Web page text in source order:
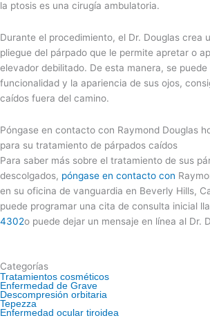
la ptosis es una cirugía ambulatoria.
Durante el procedimiento, el Dr. Douglas crea
pliegue del párpado que le permite apretar o
elevador debilitado. De esta manera, se puede
funcionalidad y la apariencia de sus ojos,
caídos fuera del camino.
Póngase en contacto con Raymond Douglas
para su tratamiento de párpados caídos
Para saber más sobre el tratamiento de sus
descolgados, póngase en contacto con
en su oficina de vanguardia en Beverly Hills,
puede programar una cita de consulta inicial
4302o puede dejar un mensaje en línea al Dr.
Categorías
Tratamientos cosméticos
Enfermedad de Grave
Descompresión orbitaria
Tepezza
Enfermedad ocular tiroidea